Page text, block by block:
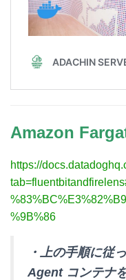
Amazon
https://
%9B%86
・上の手順に従
Agent コンテナ